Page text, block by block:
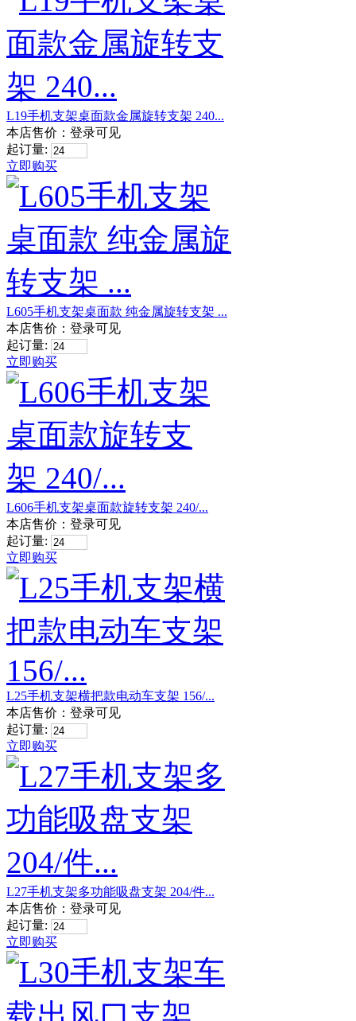
L19手机支架桌面款金属旋转支架 240...
本店售价： 登录可见
起订量:
立即购买
L605手机支架桌面款 纯金属旋转支架 ...
本店售价： 登录可见
起订量:
立即购买
L606手机支架桌面款旋转支架 240/...
本店售价： 登录可见
起订量:
立即购买
L25手机支架横把款电动车支架 156/...
本店售价： 登录可见
起订量:
立即购买
L27手机支架多功能吸盘支架 204/件...
本店售价： 登录可见
起订量:
立即购买